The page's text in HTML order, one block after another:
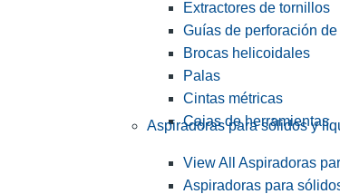
Extractores de tornillos
Guías de perforación
Brocas helicoidales
Palas
Cintas métricas
Cajas de herramientas
Aspiradoras para sólidos y
View All Aspiradoras
Aspiradoras para